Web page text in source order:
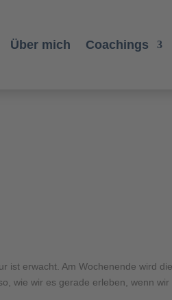
Über mich Coachings
ist erwacht. Am Wochenende wird
wie wir es gerade erleben, wenn